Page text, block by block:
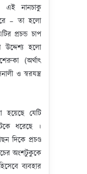
এই নানচাকু
– তা হলো
প্রচন্ড চাপ
উদ্দেশ্য হলো
(অর্থাৎ
ও স্বরযন্ত্র
হয়েছে যেটি
ধরেছে ।
দিকে প্রচণ্ড
অংশটুকুকে
ব্যবহার